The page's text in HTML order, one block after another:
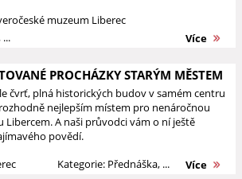
muzeum Liberec
Více
PROCHÁZKY STARÝM MĚSTEM
čvrť, plná historických budov v samém centru
nejlepším místem pro nenáročnou
Libercem. A naši průvodci vám o ní ještě
povědí.
Kategorie: Přednáška, ... Více